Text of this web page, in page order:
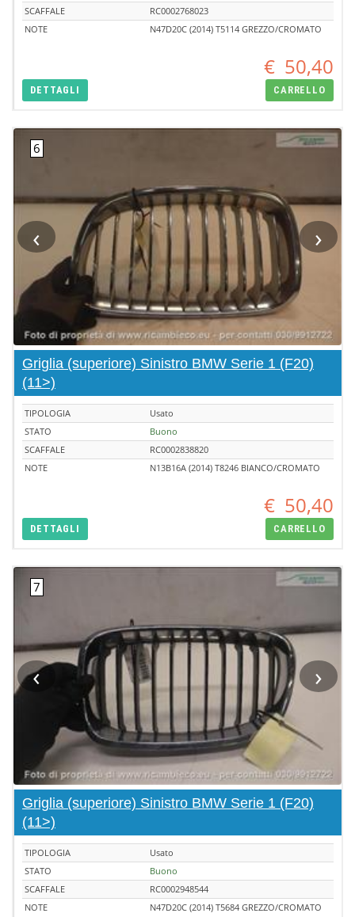
SCAFFALE
RC0002768023
NOTE
N47D20C (2014) T5114 GREZZO/CROMATO
€ 50,40
DETTAGLI CARRELLO
‹ ›
Griglia (superiore) Sinistro BMW Serie 1 (F20)
(11>)
TIPOLOGIA
Usato
STATO
Buono
SCAFFALE
RC0002838820
NOTE
N13B16A (2014) T8246 BIANCO/CROMATO
€ 50,40
DETTAGLI CARRELLO
‹ ›
Griglia (superiore) Sinistro BMW Serie 1 (F20)
(11>)
TIPOLOGIA
Usato
STATO
Buono
SCAFFALE
RC0002948544
NOTE
N47D20C (2014) T5684 GREZZO/CROMATO